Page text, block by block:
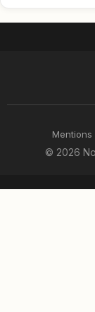
Mentions
© 2026